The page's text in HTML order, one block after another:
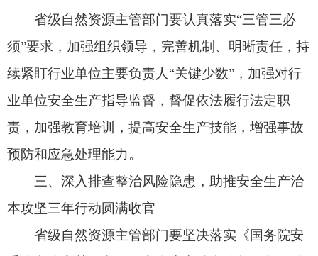
2026年）》任务要求，在压实行业单位主体责任基
础上，指导做好地质勘查和测绘行业安全风险隐患
排查整改工作。要按照《自然资源部野外作业安全
产重点检查事项指引（试行）》要求，组织专家力
量，指导行业单位排查外业项目驻地安全、外业作
业安全、交通安全、室内安全等重点领域安全风
险，加强艰险地区安全防范、通讯定位装备配备、
钻探槽探作业施工、地下管线测量等关键环节隐患
机等安全管理，提升从业人员安全意识，深挖细查